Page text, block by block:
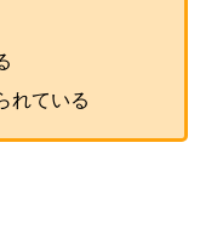
れている